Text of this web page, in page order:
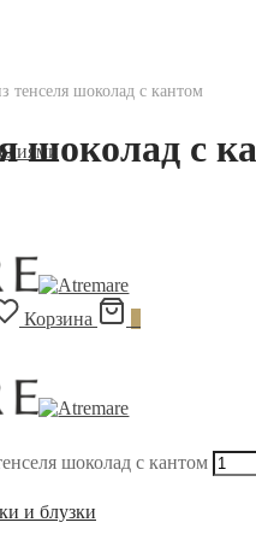
Корзина
тенселя шоколад с кантом
шоколад с
шоколад с кантом
и блузки